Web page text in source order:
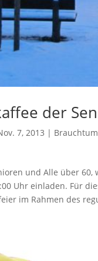
der
7, 2013 | Brauchtum
und Alle über
Uhr einladen. Für
im Rahmen des